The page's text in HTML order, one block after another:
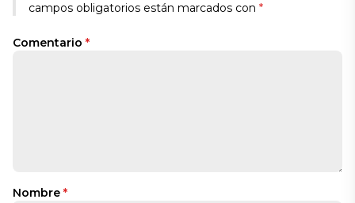
campos obligatorios están marcados con *
Comentario *
Nombre *